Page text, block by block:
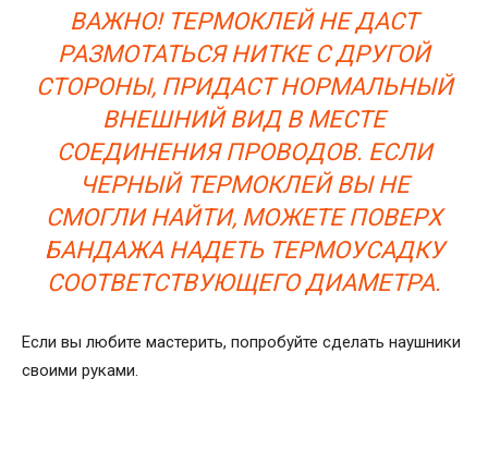
ВАЖНО! ТЕРМОКЛЕЙ НЕ ДАСТ
РАЗМОТАТЬСЯ НИТКЕ С ДРУГОЙ
СТОРОНЫ, ПРИДАСТ НОРМАЛЬНЫЙ
ВНЕШНИЙ ВИД В МЕСТЕ
СОЕДИНЕНИЯ ПРОВОДОВ. ЕСЛИ
ЧЕРНЫЙ ТЕРМОКЛЕЙ ВЫ НЕ
СМОГЛИ НАЙТИ, МОЖЕТЕ ПОВЕРХ
БАНДАЖА НАДЕТЬ ТЕРМОУСАДКУ
СООТВЕТСТВУЮЩЕГО ДИАМЕТРА.
Если вы любите мастерить, попробуйте сделать наушники
своими руками.